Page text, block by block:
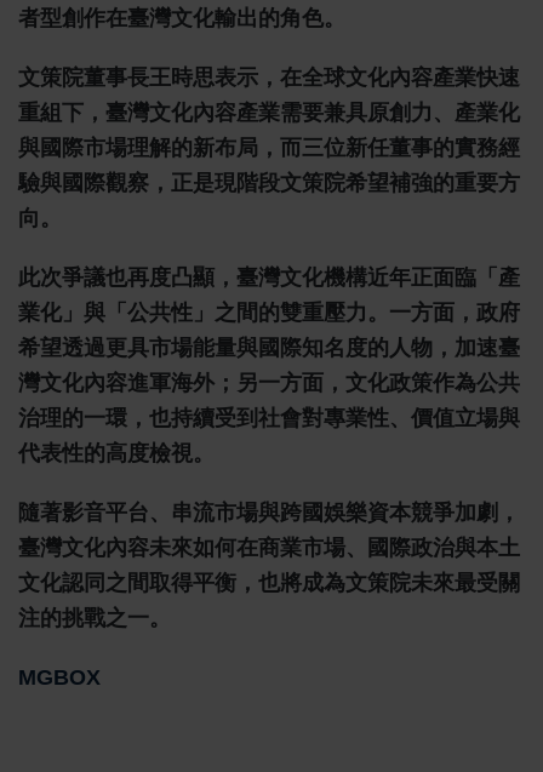
者型創作在臺灣文化輸出的角色。
文策院董事長王時思表示，在全球文化內容產業快速
重組下，臺灣文化內容產業需要兼具原創力、產業化
與國際市場理解的新布局，而三位新任董事的實務經
驗與國際觀察，正是現階段文策院希望補強的重要方
向。
此次爭議也再度凸顯，臺灣文化機構近年正面臨「產
業化」與「公共性」之間的雙重壓力。一方面，政府
希望透過更具市場能量與國際知名度的人物，加速臺
灣文化內容進軍海外；另一方面，文化政策作為公共
治理的一環，也持續受到社會對專業性、價值立場與
代表性的高度檢視。
隨著影音平台、串流市場與跨國娛樂資本競爭加劇，
臺灣文化內容未來如何在商業市場、國際政治與本土
文化認同之間取得平衡，也將成為文策院未來最受關
注的挑戰之一。
MGBOX